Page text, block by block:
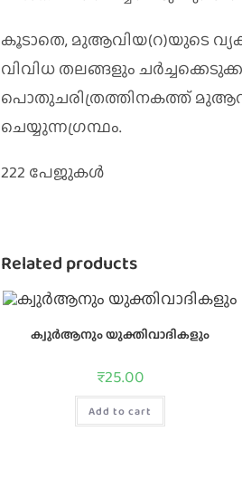
കൂടാതെ, മുആവിയ(റ)യുടെ
വിവിധ തലങ്ങളും
പൊതുചരിത്രത്തിനകത്ത്
ചെയ്യുന്നഗ്രന്ഥം.
222 പേജുകൾ
Related products
ക്വുര്‍ആനും യുക്തിവാദികളും
₹25.00
Add to cart